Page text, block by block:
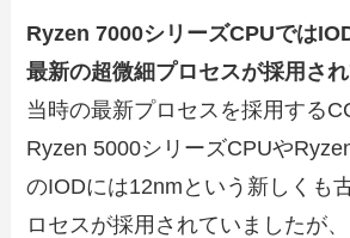
Ryzen 7000シリーズCPUでは
最新の超微細プロセスが採用され
当時の最新プロセスを採用する
Ryzen 5000シリーズCPUや
のIODには12nmという新しくも
ロセスが採用されていましたが